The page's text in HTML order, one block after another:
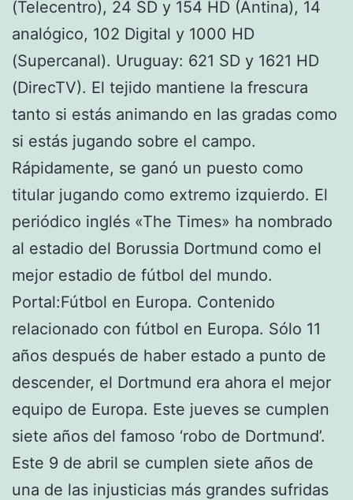
(Telecentro), 24 SD y 154 HD (Antina), 14
analógico, 102 Digital y 1000 HD
(Supercanal). Uruguay: 621 SD y 1621 HD
(DirecTV). El tejido mantiene la frescura
tanto si estás animando en las gradas como
si estás jugando sobre el campo.
Rápidamente, se ganó un puesto como
titular jugando como extremo izquierdo. El
periódico inglés «The Times» ha nombrado
al estadio del Borussia Dortmund como el
mejor estadio de fútbol del mundo.
Portal:Fútbol en Europa. Contenido
relacionado con fútbol en Europa. Sólo 11
años después de haber estado a punto de
descender, el Dortmund era ahora el mejor
equipo de Europa. Este jueves se cumplen
siete años del famoso ‘robo de Dortmund’.
Este 9 de abril se cumplen siete años de
una de las injusticias más grandes sufridas